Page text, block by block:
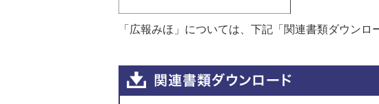
「広報みほ」については、下記「関連書類ダウン